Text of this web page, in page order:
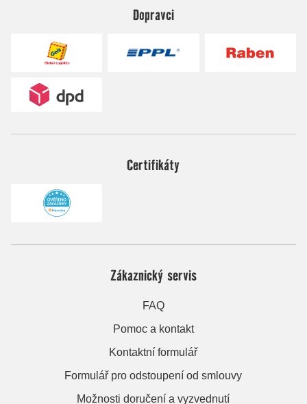
Dopravci
Certifikáty
Zákaznický servis
FAQ
Pomoc a kontakt
Kontaktní formulář
Formulář pro odstoupení od smlouvy
Možnosti doručení a vyzvednutí